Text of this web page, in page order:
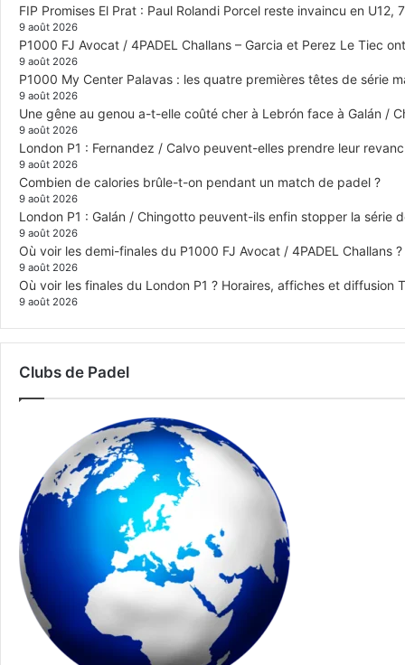
FIP Promises El Prat : Paul Rolandi Porcel reste invaincu en U12,
9 août 2026
P1000 FJ Avocat / 4PADEL Challans – Garcia et Perez Le Tiec
9 août 2026
P1000 My Center Palavas : les quatre premières têtes de série
9 août 2026
Une gêne au genou a-t-elle coûté cher à Lebrón face à Galán /
9 août 2026
London P1 : Fernandez / Calvo peuvent-elles prendre leur
9 août 2026
Combien de calories brûle-t-on pendant un match de padel ?
9 août 2026
London P1 : Galán / Chingotto peuvent-ils enfin stopper la série
9 août 2026
Où voir les demi-finales du P1000 FJ Avocat / 4PADEL Challans ?
9 août 2026
Où voir les finales du London P1 ? Horaires, affiches et diffusion
9 août 2026
Clubs de Padel